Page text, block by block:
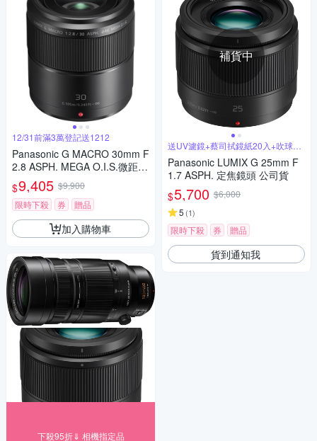
12/31前滿3萬登記送1212
Panasonic G MACRO 30mm F
2.8 ASPH. MEGA O.I.S.微距鏡
頭 公司貨
$9,405 $9,900
限時下殺
券 贈品
加入購物車
下殺95折⇓ 相機指定品
補貨中
送UV濾鏡+蔡司拭鏡紙20入+吹球拭
筆組
Panasonic LUMIX G 25mm F
1.7 ASPH. 定焦鏡頭 公司貨
$5,700 $6,000
5 (1)
限時下殺 券 贈品
貨到通知我